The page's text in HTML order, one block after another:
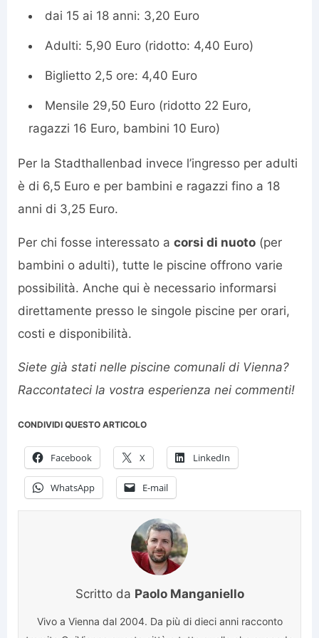
dai 15 ai 18 anni: 3,20 Euro
Adulti: 5,90 Euro (ridotto: 4,40 Euro)
Biglietto 2,5 ore: 4,40 Euro
Mensile 29,50 Euro (ridotto 22 Euro,
ragazzi 16 Euro, bambini 10 Euro)
Per la Stadthallenbad invece l’ingresso per adulti
è di 6,5 Euro e per bambini e ragazzi fino a 18
anni di 3,25 Euro.
Per chi fosse interessato a corsi di nuoto (per
bambini o adulti), tutte le piscine offrono varie
possibilità. Anche qui è necessario informarsi
direttamente presso le singole piscine per orari,
costi e disponibilità.
Siete già stati nelle piscine comunali di Vienna?
Raccontateci la vostra esperienza nei commenti!
CONDIVIDI QUESTO ARTICOLO
Facebook X LinkedIn
WhatsApp E-mail
Scritto da Paolo Manganiello
Vivo a Vienna dal 2004. Da più di dieci anni racconto